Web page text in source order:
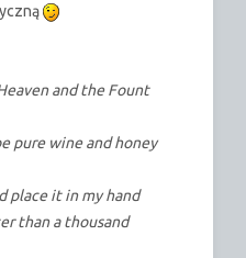
and the Fount
pure wine and honey
place it in my hand
than a thousand